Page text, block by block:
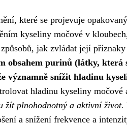
které se projevuje
kyseliny močové v
jak zvládat její příznaky
purinů (látky, která
významně snížit hladinu
hladinu kyseliny močové
žít plnohodnotný a aktivní život.
a snížení frekvence a